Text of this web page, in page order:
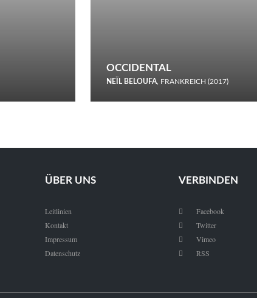
OCCIDENTAL
NEÏL BELOUFA, FRANKREICH (2017)
ÜBER UNS
Leitlinien
Kontakt
Impressum
Datenschutz
VERBINDEN
 Facebook
 Twitter
 Vimeo
 RSS